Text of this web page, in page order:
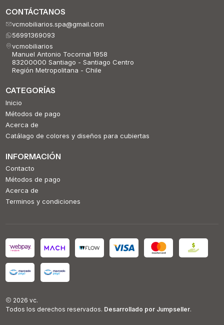
CONTÁCTANOS
vcmobiliarios.spa@gmail.com
56991369093
vcmobiliarios
Manuel Antonio Tocornal 1958
83200000 Santiago - Santiago Centro
Región Metropolitana - Chile
CATEGORÍAS
Inicio
Métodos de pago
Acerca de
Catálago de colores y diseños para cubiertas
INFORMACIÓN
Contacto
Métodos de pago
Acerca de
Terminos y condiciones
2026 vc.
Todos los derechos reservados. Desarrollado por Jumpseller.